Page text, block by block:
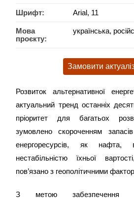
Шрифт: Arial, 11
Мова
проєкту:
українська,
Замовити
Розвиток альтернативної
актуальний тренд останніх
пріоритет для багатьох
зумовлено скороченням
енергоресурсів, як нафта,
нестабільністю їхньої
пов’язано з геополітичними
З метою забезпечення